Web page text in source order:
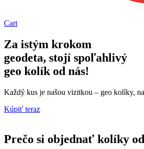
Cart
Za istým krokom
geodeta, stojí spoľahlivý
geo kolík od nás!
Každý kus je našou vizitkou – geo kolíky,
Kúpiť teraz
Prečo si objednať kolíky